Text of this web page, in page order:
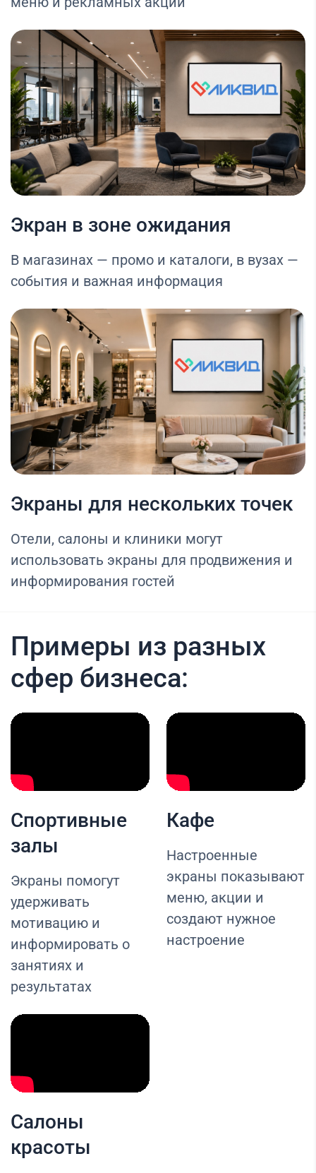
Экран в зоне ожидания
В магазинах — промо и каталоги, в вузах —
события и важная информация
Экраны для нескольких точек
Отели, салоны и клиники могут
использовать экраны для продвижения и
информирования гостей
Примеры из разных
сфер бизнеса:
Спортивные
залы
Экраны помогут
удерживать
мотивацию и
информировать о
занятиях и
результатах
Кафе
Настроенные
экраны показывают
меню, акции и
создают нужное
настроение
Салоны
красоты